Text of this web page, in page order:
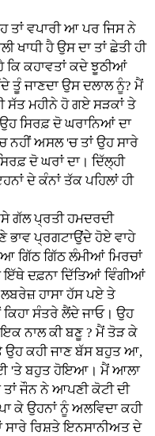
ਤਾਂ ਵਪਾਰੀ ਆ ਪਰ ਜਿਸ ਨੇ
ਹੈ ਉਸ ਦਾ ਤਾਂ ਛੇਤੀ ਹੀ
ਕਿ ਕਹਾਵਤਾਂ ਕਦੇ ਝੂਠੀਆਂ
ਤੂੰ ਜਾਣਦਾ ਉਸ ਦਲਾਲ ਨੂੰ? ਮੈਂ
ਸੱਤ ਮਹੀਨੇ ਹੋ ਗਏ ਸੜਕਾਂ ਤੇ
ਸਿਰਫ਼ ਦੋ ਘਰਾਨਿਆਂ ਦਾ
ਨਹੀਂ ਅਸਲ 'ਚ ਤਾਂ ਉਹ ਸਾਰੇ
ਦੋ ਘਰਾਂ ਦਾ। ਦਿੱਲ੍ਹੀ
ਦੇ ਕੰਨਾਂ ਤੱਕ ਪਹਿਲਾਂ ਹੀ
ਗੱਲ ਪ੍ਰਤੀ ਹਮਦਰਦੀ
ਪ੍ਰਗਟਾਉਂਦੇ ਹੋਏ ਵਾਹੇ
ਗਿੱਠ ਗਿੱਠ ਲੰਮੀਆਂ ਮਿਰਚਾਂ
ਇੱਥੇ ਦਫ਼ਨਾ ਦਿੱਤਿਆਂ ਵਿੰਗੀਆਂ
ਹਾਸਾ ਹੱਸ ਪਏ ਤੇ
ਸੰਤਰੇ ਲੈਂਦੇ ਜਾਓ। ਉਹ
ਨਾਲ ਕੀ ਬਣੂ ? ਮੈਂ ਤੋੜ ਕੇ
ਤੇ ਉਹ ਕਹੀ ਜਾਣ ਬੱਸ ਬਹੁਤ ਆ,
'ਤੇ ਬਹੁਤ ਹੋਇਆ। ਮੈਂ ਆਲਾ
ਤਾਂ ਜੌਨ ਨੇ ਆਪਣੀ ਕੋਟੀ ਦੀ
ਕੇ ਉਹਨਾਂ ਨੂੰ ਅਲਵਿਦਾ ਕਹੀ
ਸਾਰੇ ਰਿਸ਼ਤੇ ਇਨਸਾਨੀਅਤ ਦੇ